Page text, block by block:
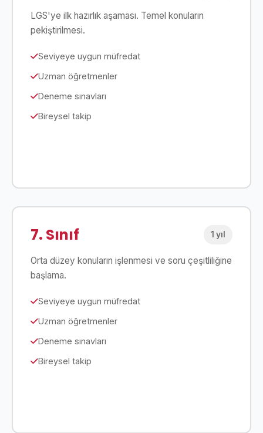
LGS'ye ilk hazırlık aşaması. Temel konuların
pekiştirilmesi.
Seviyeye uygun müfredat
Uzman öğretmenler
Deneme sınavları
Bireysel takip
7. Sınıf 1 yıl
Orta düzey konuların işlenmesi ve soru çeşitliliğine
başlama.
Seviyeye uygun müfredat
Uzman öğretmenler
Deneme sınavları
Bireysel takip